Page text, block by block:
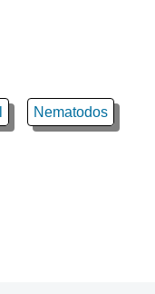
Nematodos